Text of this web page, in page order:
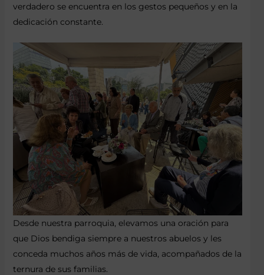
verdadero se encuentra en los gestos pequeños y en la
dedicación constante.
Desde nuestra parroquia, elevamos una oración para
que Dios bendiga siempre a nuestros abuelos y les
conceda muchos años más de vida, acompañados de la
ternura de sus familias.